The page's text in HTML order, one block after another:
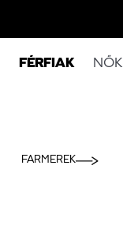
FÉRFIAK NŐK
FARMEREK